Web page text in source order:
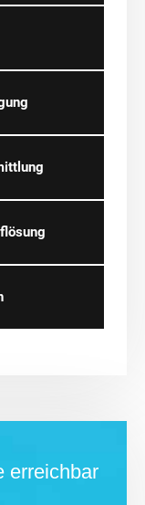
erreichbar